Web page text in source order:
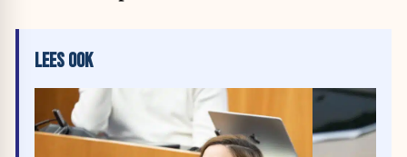
LEES OOK